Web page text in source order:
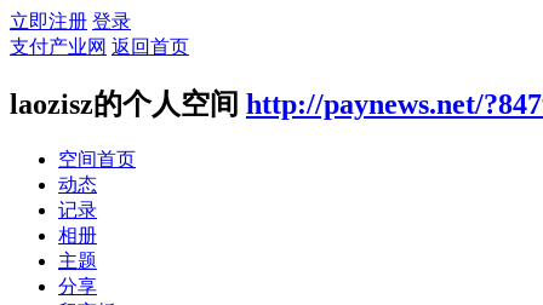
立即注册 登录
支付产业网 返回首页
laozisz的个人空间 http://paynews.net/
空间首页
动态
记录
相册
主题
分享